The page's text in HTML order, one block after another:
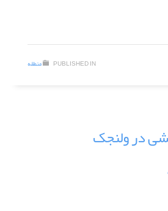
PUBLISHED IN منطقه
در ولنجک